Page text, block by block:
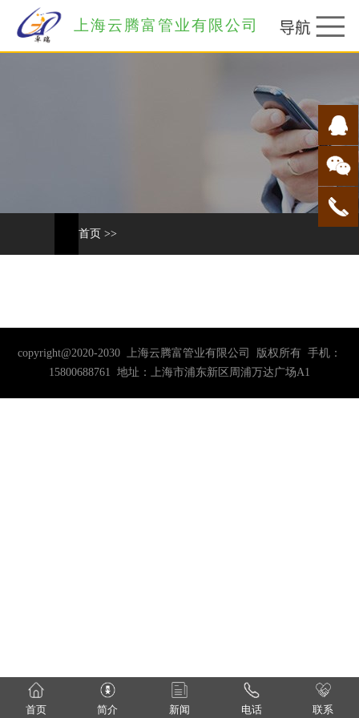
上海云腾富管业有限公司
首页 >>
copyright@2020-2030 上海云腾富管业有限公司 版权所有 手机：
15800688761 地址：上海市浦东新区周浦万达广场A1
首页 简介 新闻 电话 联系